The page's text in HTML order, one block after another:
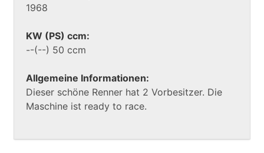
1968
KW (PS) ccm:
--(--) 50 ccm
Allgemeine Informationen:
Dieser schöne Renner hat 2 Vorbesitzer. Die
Maschine ist ready to race.